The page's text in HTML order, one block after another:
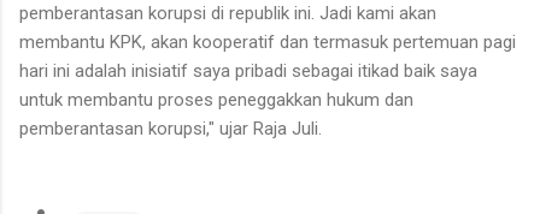
pemberantasan korupsi di republik ini. Jadi kami akan
membantu KPK, akan kooperatif dan termasuk pertemuan pagi
hari ini adalah inisiatif saya pribadi sebagai itikad baik saya
untuk membantu proses peneggakkan hukum dan
pemberantasan korupsi," ujar Raja Juli.